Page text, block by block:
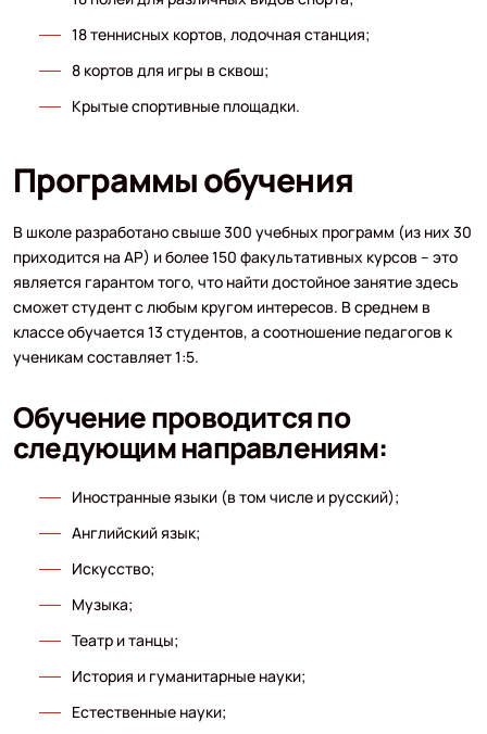
18 теннисных кортов, лодочная станция;
8 кортов для игры в сквош;
Крытые спортивные площадки.
Программы обучения
В школе разработано свыше 300 учебных программ (из них 30
приходится на АР) и более 150 факультативных курсов – это
является гарантом того, что найти достойное занятие здесь
сможет студент с любым кругом интересов. В среднем в
классе обучается 13 студентов, а соотношение педагогов к
ученикам составляет 1:5.
Обучение проводится по
следующим направлениям:
Иностранные языки (в том числе и русский);
Английский язык;
Искусство;
Музыка;
Театр и танцы;
История и гуманитарные науки;
Естественные науки;